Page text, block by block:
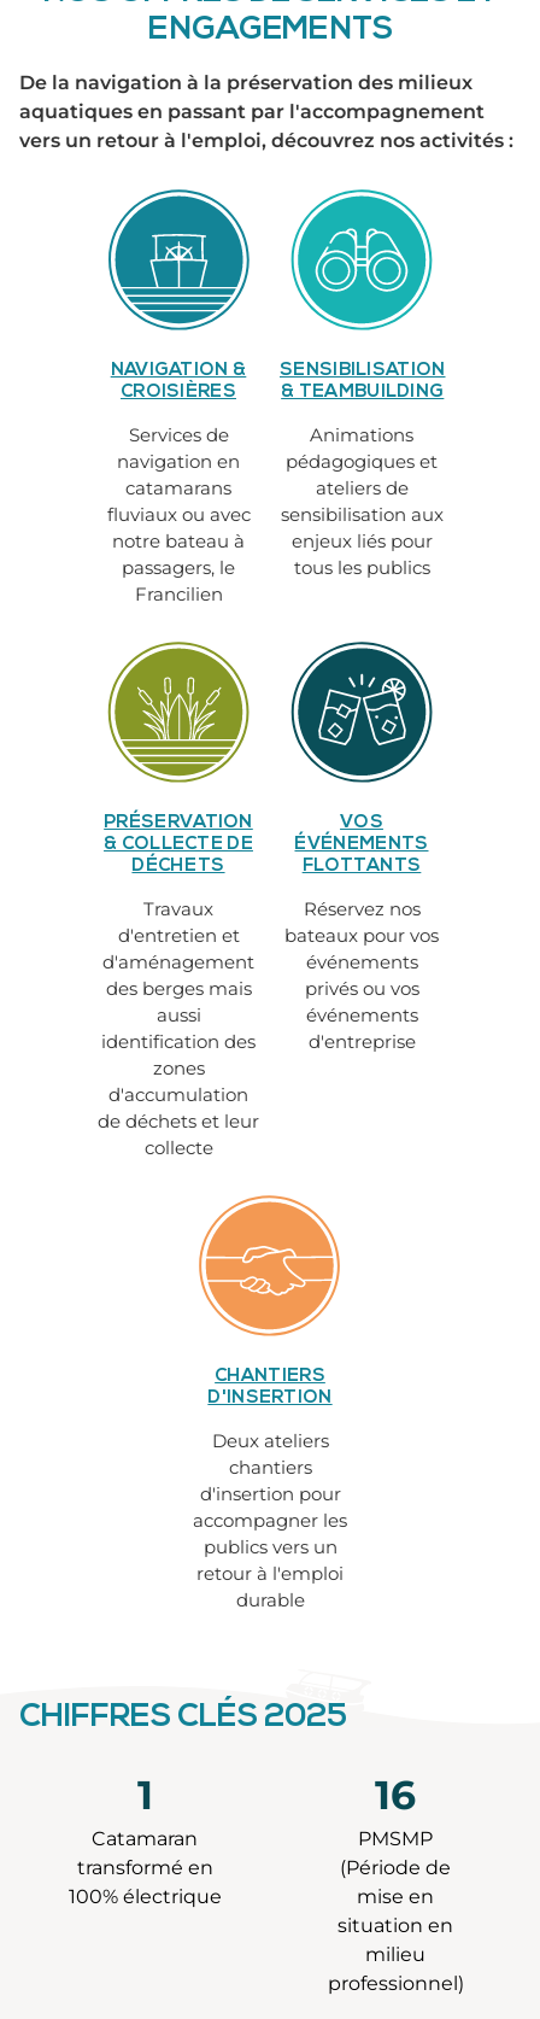
ENGAGEMENTS
De la navigation à la préservation des milieux
aquatiques en passant par l'accompagnement
vers un retour à l'emploi, découvrez nos activités :
NAVIGATION &
CROISIÈRES
Services de
navigation en
catamarans
fluviaux ou avec
notre bateau à
passagers, le
Francilien
SENSIBILISATION
& TEAMBUILDING
Animations
pédagogiques et
ateliers de
sensibilisation aux
enjeux liés pour
tous les publics
PRÉSERVATION
& COLLECTE DE
DÉCHETS
Travaux
d'entretien et
d'aménagement
des berges mais
aussi
identification des
zones
d'accumulation
de déchets et leur
collecte
VOS
ÉVÉNEMENTS
FLOTTANTS
Réservez nos
bateaux pour vos
événements
privés ou vos
événements
d'entreprise
CHANTIERS
D'INSERTION
Deux ateliers
chantiers
d'insertion pour
accompagner les
publics vers un
retour à l'emploi
durable
CHIFFRES CLÉS 2025
1
Catamaran
transformé en
100% électrique
16
PMSMP
(Période de
mise en
situation en
milieu
professionnel)